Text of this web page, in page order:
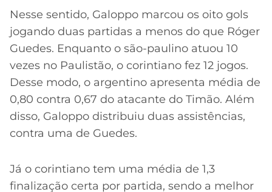
Nesse sentido, Galoppo marcou os oito gols
jogando duas partidas a menos do que Róger
Guedes. Enquanto o são-paulino atuou 10
vezes no Paulistão, o corintiano fez 12 jogos.
Desse modo, o argentino apresenta média de
0,80 contra 0,67 do atacante do Timão. Além
disso, Galoppo distribuiu duas assistências,
contra uma de Guedes.
Já o corintiano tem uma média de 1,3
finalização certa por partida, sendo a melhor